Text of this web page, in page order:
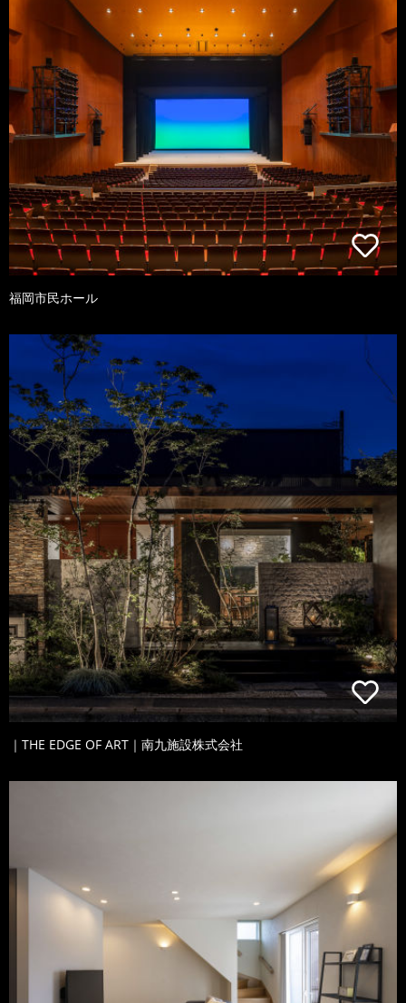
福岡市民ホール
｜THE EDGE OF ART｜南九施設株式会社